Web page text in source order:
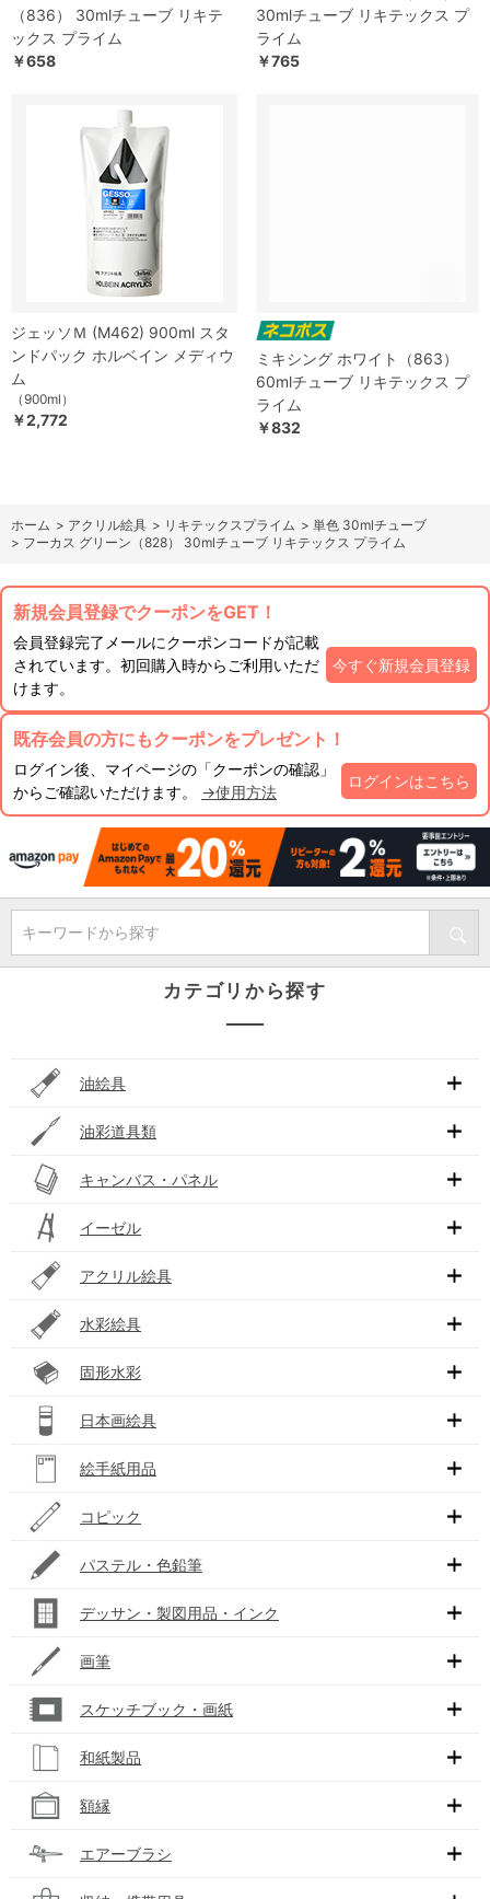
（836） 30mlチューブ リキテ
ックス プライム
￥658
30mlチューブ リキテックス プ
ライム
￥765
ジェッソＭ (M462) 900ml スタ
ンドパック ホルベイン メディウ
ム
（900ml）
￥2,772
ミキシング ホワイト（863）
60mlチューブ リキテックス プ
ライム
￥832
ホーム > アクリル絵具 > リキテックスプライム > 単色 30mlチューブ
> フーカス グリーン（828） 30mlチューブ リキテックス プライム
新規会員登録でクーポンをGET！
会員登録完了メールにクーポンコードが記載
されています。初回購入時からご利用いただ
けます。
今すぐ新規会員登録
既存会員の方にもクーポンをプレゼント！
ログイン後、マイページの「クーポンの確認」
からご確認いただけます。 →使用方法
ログインはこちら
キーワードから探す
カテゴリから探す
油絵具
油彩道具類
キャンバス・パネル
イーゼル
アクリル絵具
水彩絵具
固形水彩
日本画絵具
絵手紙用品
コピック
パステル・色鉛筆
デッサン・製図用品・インク
画筆
スケッチブック・画紙
和紙製品
額縁
エアーブラシ